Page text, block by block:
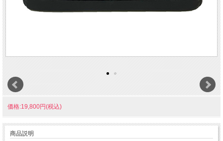
価格:19,800円(税込)
商品説明